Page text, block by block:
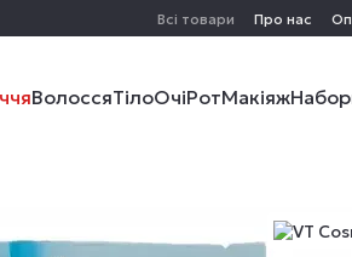
Всі товари Про нас
ВолоссяТілоОчіРотМакіяж